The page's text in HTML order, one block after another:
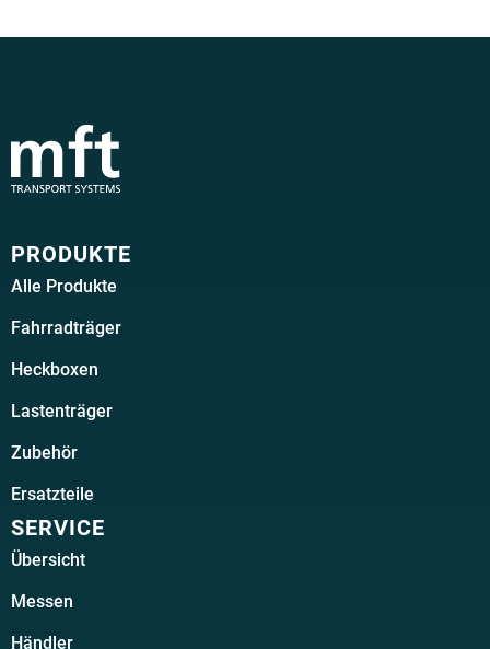
PRODUKTE
Alle Produkte
Fahrradträger
Heckboxen
Lastenträger
Zubehör
Ersatzteile
SERVICE
Übersicht
Messen
Händler